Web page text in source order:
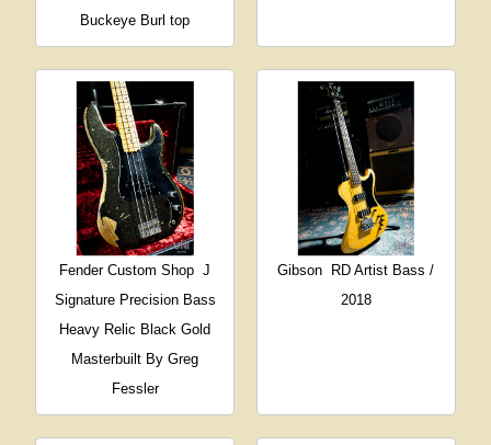
Buckeye Burl top
Fender Custom Shop J
Signature Precision Bass
Heavy Relic Black Gold
Masterbuilt By Greg
Fessler
Gibson
RD Artist Bass /
2018